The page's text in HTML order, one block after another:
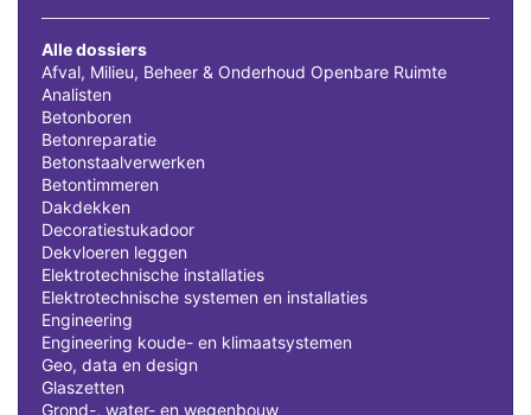
Alle dossiers
Afval, Milieu, Beheer & Onderhoud Openbare Ruimte
Analisten
Betonboren
Betonreparatie
Betonstaalverwerken
Betontimmeren
Dakdekken
Decoratiestukadoor
Dekvloeren leggen
Elektrotechnische installaties
Elektrotechnische systemen en installaties
Engineering
Engineering koude- en klimaatsystemen
Geo, data en design
Glaszetten
Grond-, water- en wegenbouw